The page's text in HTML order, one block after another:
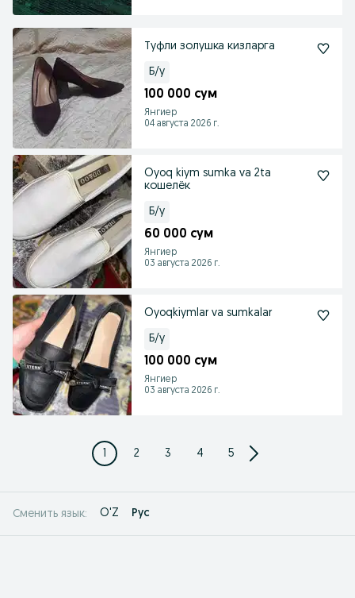
Туфли золушка кизларга
Б/у
100 000 сум
Янгиер
04 августа 2026 г.
Oyoq kiym sumka va 2ta
кошелёк
Б/у
60 000 сум
Янгиер
03 августа 2026 г.
Oyoqkiymlar va sumkalar
Б/у
100 000 сум
Янгиер
03 августа 2026 г.
1 2 3 4 5
Сменить язык: O'Z Рус